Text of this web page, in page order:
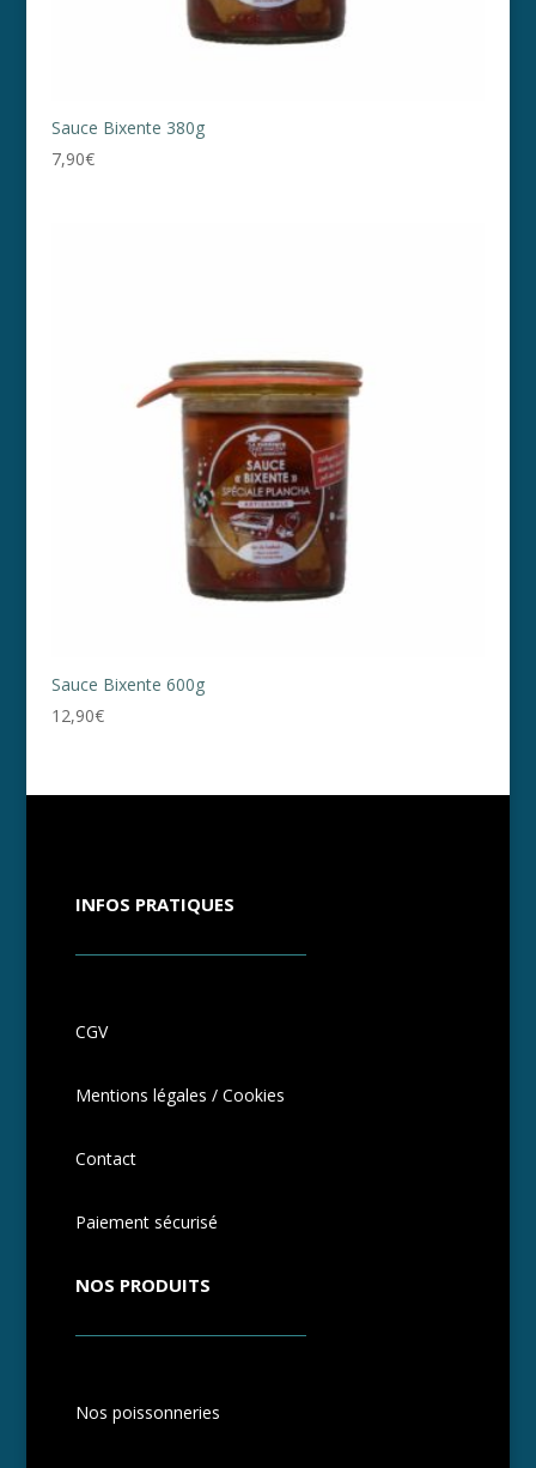
Sauce Bixente 380g
7,90€
Sauce Bixente 600g
12,90€
INFOS PRATIQUES
CGV
Mentions légales / Cookies
Contact
Paiement sécurisé
NOS PRODUITS
Nos poissonneries